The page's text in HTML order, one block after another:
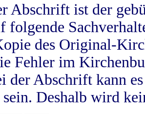
Abschrift ist der
folgende
des Original-
Fehler im
der Abschrift kann
sein. Deshalb wird